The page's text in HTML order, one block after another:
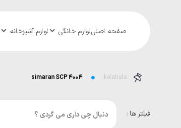
صفحه اصلیلوازم خانگی لوازم آشپزخانه
kalahala simaran SCP ۴۰۰۴
فیلتر ها :